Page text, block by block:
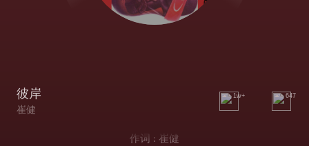
彼岸
崔健
1w+ 647
作词 : 崔健